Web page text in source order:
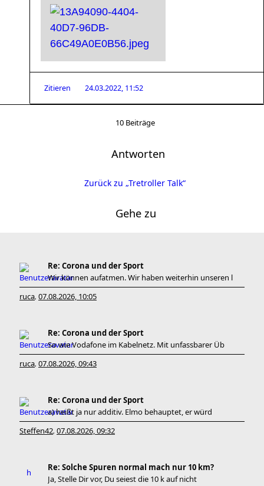
Zitieren 24.03.2022, 11:52
10 Beiträge
Antworten
Zurück zu „Tretroller Talk“
Gehe zu
Re: Corona und der Sport
Wir können aufatmen. Wir haben weiterhin unseren l
ruca, 07.08.2026, 10:05
Re: Corona und der Sport
So wie Vodafone im Kabelnetz. Mit unfassbarer Üb
ruca, 07.08.2026, 09:43
Re: Corona und der Sport
a) heißt ja nur additiv. Elmo behauptet, er würd
Steffen42, 07.08.2026, 09:32
Re: Solche Spuren normal mach nur 10 km?
Ja, Stelle Dir vor, Du seiest die 10 k auf nicht